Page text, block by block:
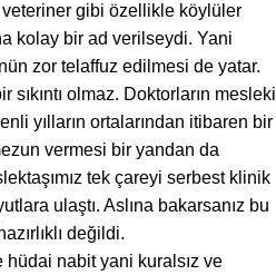
veteriner gibi özellikle köylüler
kolay bir ad verilseydi. Yani
zor telaffuz edilmesi de yatar.
olmaz. Doktorların mesleki
yılların ortalarından itibaren bir
vermesi bir yandan da
tek çareyi serbest klinik
ulaştı. Aslına bakarsanız bu
değildi.
nabit yani kuralsız ve